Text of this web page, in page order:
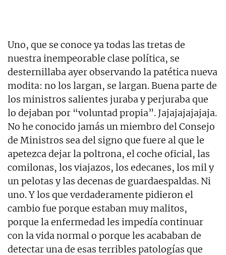
Uno, que se conoce ya todas las tretas de
nuestra inempeorable clase política, se
desternillaba ayer observando la patética nueva
modita: no los largan, se largan. Buena parte de
los ministros salientes juraba y perjuraba que
lo dejaban por “voluntad propia”. Jajajajajajaja.
No he conocido jamás un miembro del Consejo
de Ministros sea del signo que fuere al que le
apetezca dejar la poltrona, el coche oficial, las
comilonas, los viajazos, los edecanes, los mil y
un pelotas y las decenas de guardaespaldas. Ni
uno. Y los que verdaderamente pidieron el
cambio fue porque estaban muy malitos,
porque la enfermedad les impedía continuar
con la vida normal o porque les acababan de
detectar una de esas terribles patologías que